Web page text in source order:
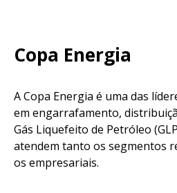
Copa Energia
A Copa Energia é uma das
em engarrafamento,
Gás Liquefeito de Petróleo
atendem tanto os segmentos
os empresariais.